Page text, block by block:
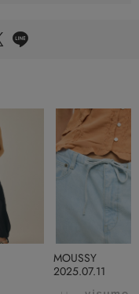
2025.07.11
MOUSSY